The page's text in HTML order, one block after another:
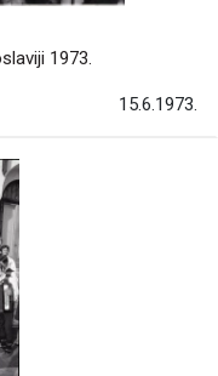
1973.
15.6.1973.